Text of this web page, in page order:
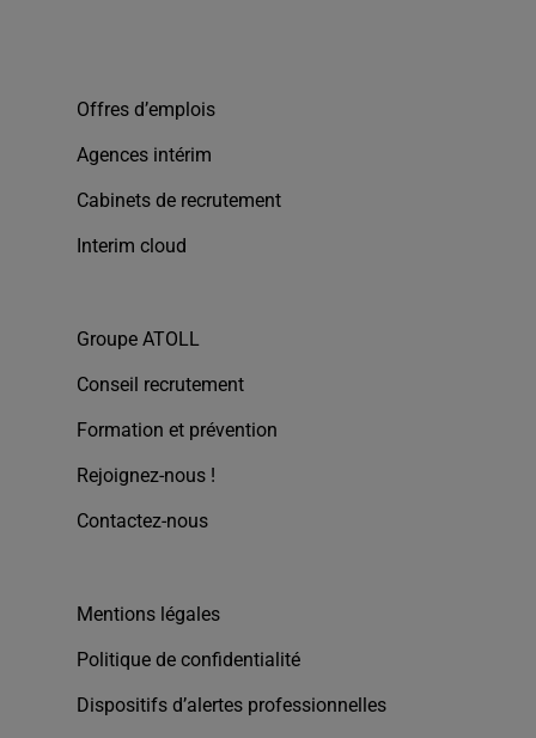
Offres d’emplois
Agences intérim
Cabinets de recrutement
Interim cloud
Groupe ATOLL
Conseil recrutement
Formation et prévention
Rejoignez-nous !
Contactez-nous
Mentions légales
Politique de confidentialité
Dispositifs d’alertes professionnelles